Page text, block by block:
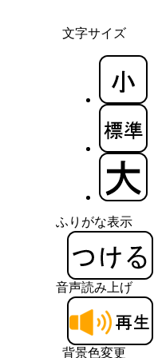
文字サイズ
ふりがな表示
音声読み上げ
背景色変更